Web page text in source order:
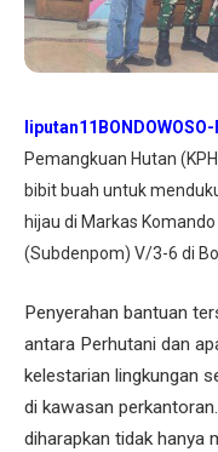
Pemangkuan Hutan
bibit buah untuk
hijau di Markas
(Subdenpom) V/3-6 di
Penyerahan bantuan
antara Perhutani dan
kelestarian lingkungan
di kawasan
diharapkan tidak hanya